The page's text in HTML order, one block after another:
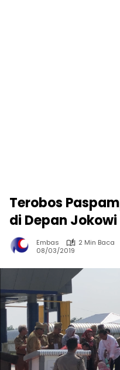
Terobos
di Depan Jokowi
Embas
2 Min Baca
08/03/2019